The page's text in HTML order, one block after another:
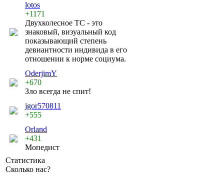
lotos
+1171
Двухколесное ТС - это
знаковый, визуальный код
показывающий степень
девиантности индивида в его
отношении к норме социума.
OderjimY
+670
Зло всегда не спит!
jgor570811
+555
Orland
+431
Мопедист
Статистика
Сколько нас?